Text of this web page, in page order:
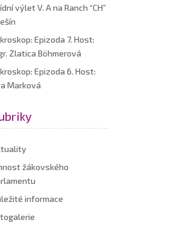
výlet V. A na Ranch “CH”
Epizoda 7. Host:
Zlatica Böhmerová
Epizoda 6. Host:
Marková
žákovského
informace